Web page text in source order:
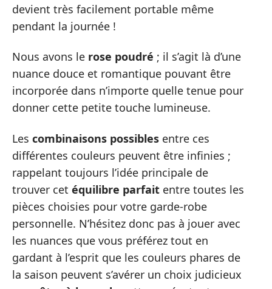
devient très facilement portable même
pendant la journée !
Nous avons le rose poudré ; il s’agit là d’une
nuance douce et romantique pouvant être
incorporée dans n’importe quelle tenue pour
donner cette petite touche lumineuse.
Les combinaisons possibles entre ces
différentes couleurs peuvent être infinies ;
rappelant toujours l’idée principale de
trouver cet équilibre parfait entre toutes les
pièces choisies pour votre garde-robe
personnelle. N’hésitez donc pas à jouer avec
les nuances que vous préférez tout en
gardant à l’esprit que les couleurs phares de
la saison peuvent s’avérer un choix judicieux